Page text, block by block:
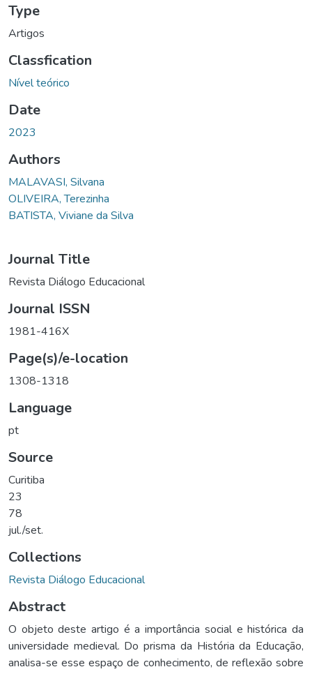
Type
Artigos
Classfication
Nível teórico
Date
2023
Authors
MALAVASI, Silvana
OLIVEIRA, Terezinha
BATISTA, Viviane da Silva
Journal Title
Revista Diálogo Educacional
Journal ISSN
1981-416X
Page(s)/e-location
1308-1318
Language
pt
Source
Curitiba
23
78
jul./set.
Collections
Revista Diálogo Educacional
Abstract
O objeto deste artigo é a importância social e histórica da
universidade medieval. Do prisma da História da Educação,
analisa-se esse espaço de conhecimento, de reflexão sobre